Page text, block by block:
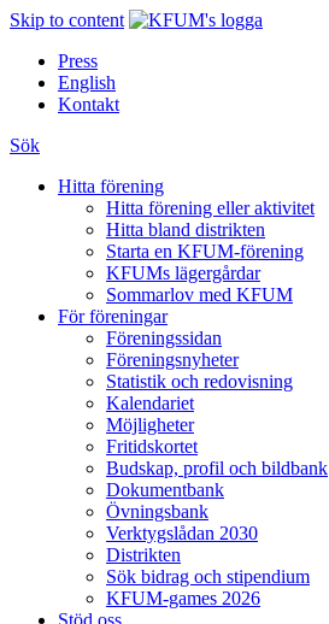
Skip to content
Press
English
Kontakt
Sök
Hitta förening
Hitta förening eller aktivitet
Hitta bland distrikten
Starta en KFUM-förening
KFUMs lägergårdar
Sommarlov med KFUM
För föreningar
Föreningssidan
Föreningsnyheter
Statistik och redovisning
Kalendariet
Möjligheter
Fritidskortet
Budskap, profil och bildbank
Dokumentbank
Övningsbank
Verktygslådan 2030
Distrikten
Sök bidrag och stipendium
KFUM-games 2026
Stöd oss